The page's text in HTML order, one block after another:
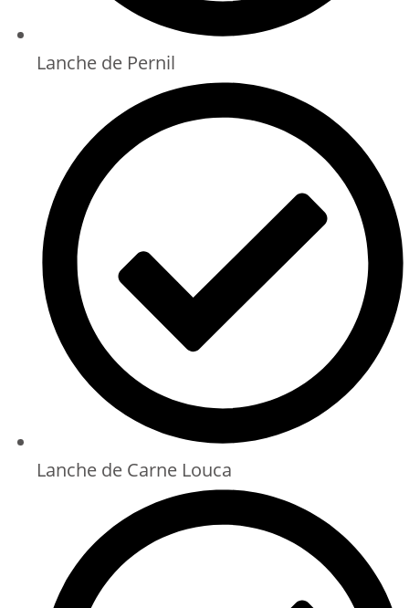
Lanche de Pernil
Lanche de Carne Louca